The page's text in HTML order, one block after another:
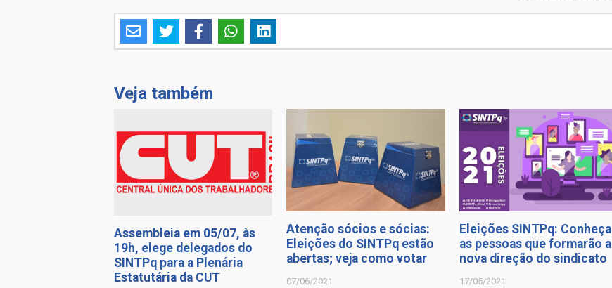
Veja também
Assembleia em 05/07, às
19h, elege delegados do
SINTPq para a Plenária
Estatutária da CUT
Atenção sócios e sócias:
Eleições do SINTPq estão
abertas; veja como votar
07/06/2021
Eleições SINTPq: Conheça
as pessoas que formarão a
nova direção do sindicato
17/05/2021